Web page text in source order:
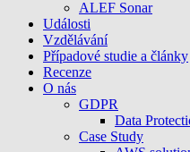
ALEF Sonar
Události
Vzdělávání
Případové studie a články
Recenze
O nás
GDPR
Data
Case Study